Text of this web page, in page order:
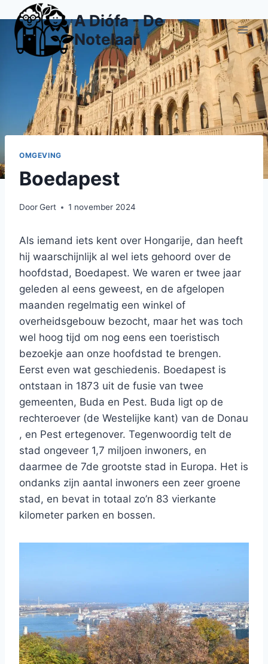
Doorgaan
naar
inhoud
A Diófa - De
Notelaar
OMGEVING
Boedapest
DoorGert 1 november 2024
Als iemand iets kent over Hongarije, dan heeft
hij waarschijnlijk al wel iets gehoord over de
hoofdstad, Boedapest. We waren er twee jaar
geleden al eens geweest, en de afgelopen
maanden regelmatig een winkel of
overheidsgebouw bezocht, maar het was toch
wel hoog tijd om nog eens een toeristisch
bezoekje aan onze hoofdstad te brengen.
Eerst even wat geschiedenis. Boedapest is
ontstaan in 1873 uit de fusie van twee
gemeenten, Buda en Pest. Buda ligt op de
rechteroever (de Westelijke kant) van de Donau
, en Pest ertegenover. Tegenwoordig telt de
stad ongeveer 1,7 miljoen inwoners, en
daarmee de 7de grootste stad in Europa. Het is
ondanks zijn aantal inwoners een zeer groene
stad, en bevat in totaal zo’n 83 vierkante
kilometer parken en bossen.